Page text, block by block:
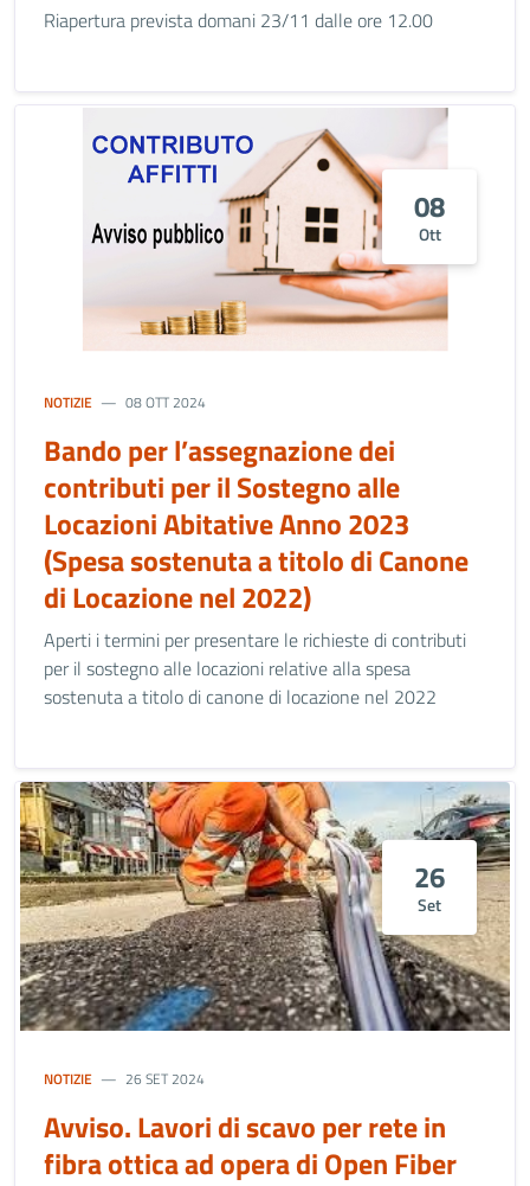
Riapertura prevista domani 23/11 dalle ore 12.00
08
Ott
NOTIZIE 08 OTT 2024
Bando per l’assegnazione dei
contributi per il Sostegno alle
Locazioni Abitative Anno 2023
(Spesa sostenuta a titolo di Canone
di Locazione nel 2022)
Aperti i termini per presentare le richieste di contributi
per il sostegno alle locazioni relative alla spesa
sostenuta a titolo di canone di locazione nel 2022
26
Set
NOTIZIE 26 SET 2024
Avviso. Lavori di scavo per rete in
fibra ottica ad opera di Open Fiber